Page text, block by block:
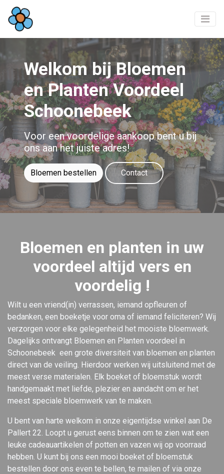
Welkom bij Bloemen
en Planten Voordeel
Schoonebeek
Voor een voordelige aankoop bent u bij
ons aan het juiste adres!
Bloemen bestellen Contact
Bloemen en planten in uw
voordeel altijd vers en
voordelig !
Wilt u een vriend(in) verrassen, iemand opfleuren of
bedanken, een boeketje voor oma of iemand feliciteren? Wij
verzorgen voor elke gelegenheid het mooiste bloemwerk.
Dagelijks ontvangt Bloemen en Planten voordeel in
Schoonebeek een grote diversiteit van bloemen en planten
direct van de veiling. Hierdoor werken wij uitsluitend met de
meest verse materialen. Elk boeket of bloemstuk wordt
handgemaakt met liefde, plezier en aandacht om er het
meest speciale bloemwerk van te maken.
U bent van harte welkom in onze eigentijdse winkel aan De
Pallert 22. Loopt u gerust eens binnen om te zien wat een
leuke cadeauartikelen of potten en vazen wij op voorraad
hebben. U kunt bij ons een mooi boeket of bloemstuk
bestellen door ons even te bellen, te mailen of via onze